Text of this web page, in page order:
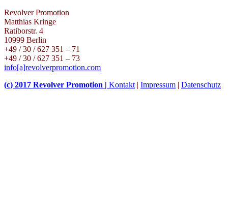
Revolver Promotion
Matthias Kringe
Ratiborstr. 4
10999 Berlin
+49 / 30 / 627 351 – 71
+49 / 30 / 627 351 – 73
info[a]revolverpromotion.com
(c) 2017 Revolver Promotion | Kontakt | Impressum | Datenschutz